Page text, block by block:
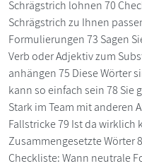
Schrägstrich lohnen 70
Schrägstrich zu Ihnen
Formulierungen 73 Sagen
Verb oder Adjektiv zum
anhängen 75 Diese Wörter
kann so einfach sein 78 Sie
Stark im Team mit anderen
Fallstricke 79 Ist da wirklich
Zusammengesetzte Wörter
Checkliste: Wann neutrale